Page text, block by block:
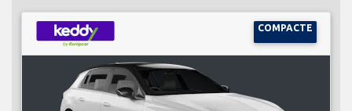
COMPACTE